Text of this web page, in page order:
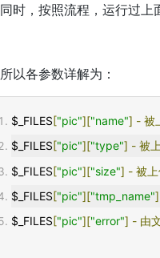
同时，按照流程，运行过上
所以各参数详解为：
$_FILES["pic"]["name"] - 被
$_FILES["pic"]["type"] - 被
$_FILES["pic"]["size"] - 被
$_FILES["pic"]["tmp_name"]
$_FILES["pic"]["error"] - 由